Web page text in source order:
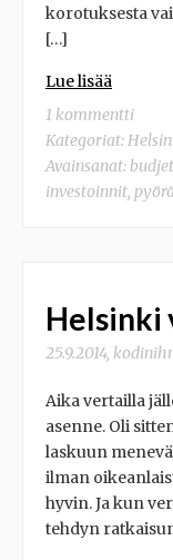
korotuksesta
[…]
Lue lisää
1 kommentti
Kategoriat:
Avainsanat:
investoinnit,
Helsinki
25.9.2014,
Aika vertailla
asenne. Oli
laskuun
ilman
hyvin. Ja kun
tehdyn